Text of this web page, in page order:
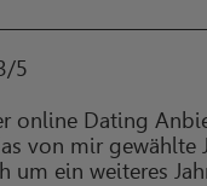
/5
online Dating
von mir gewählte
um ein weiteres